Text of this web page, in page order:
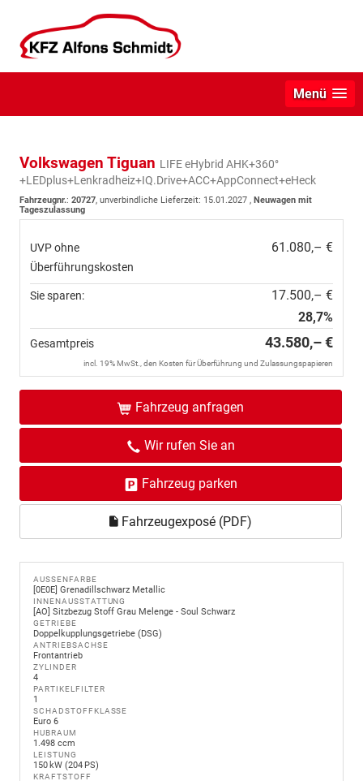
Menü
Volkswagen Tiguan LIFE eHybrid AHK+360°
+LEDplus+Lenkradheiz+IQ.Drive+ACC+AppConnect+eHeck
Fahrzeugnr.: 20727, unverbindliche Lieferzeit: 15.01.2027 , Neuwagen mit
Tageszulassung
UVP ohne
Überführungskosten
61.080,– €
Sie sparen:
17.500,– €
28,7%
Gesamtpreis 43.580,– €
incl. 19% MwSt., den Kosten für Überführung und Zulassungspapieren
Fahrzeug anfragen
Wir rufen Sie an
Fahrzeug parken
Fahrzeugexposé (PDF)
AUSSENFARBE
[0E0E] Grenadillschwarz Metallic
INNENAUSSTATTUNG
[AO] Sitzbezug Stoff Grau Melenge - Soul Schwarz
GETRIEBE
Doppelkupplungsgetriebe (DSG)
ANTRIEBSACHSE
Frontantrieb
ZYLINDER
4
PARTIKELFILTER
1
SCHADSTOFFKLASSE
Euro 6
HUBRAUM
1.498 ccm
LEISTUNG
150 kW (204 PS)
KRAFTSTOFF